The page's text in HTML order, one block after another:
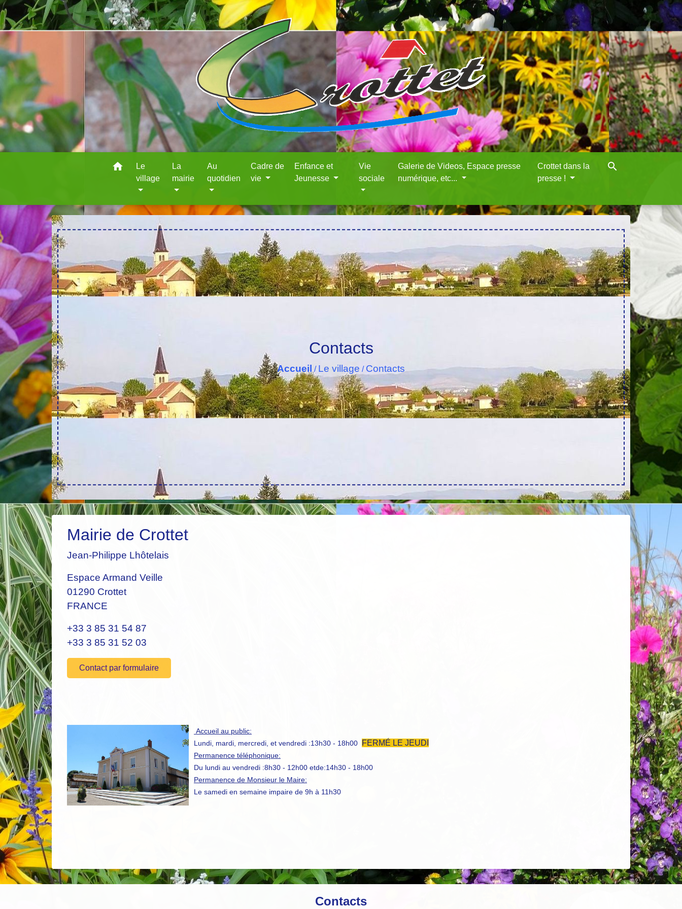
home
Le
village
La
mairie
Au
quotidien
Cadre de
vie
Enfance et
Jeunesse
Vie
sociale
Galerie de Videos, Espace presse
numérique, etc...
Crottet dans la
presse !
search
Contacts
Accueil/ Le village / Contacts
Mairie de Crottet
Jean-Philippe Lhôtelais
Espace Armand Veille
01290 Crottet
FRANCE
+33 3 85 31 54 87
+33 3 85 31 52 03
Contact par formulaire
Accueil au public:
Lundi, mardi, mercredi, et vendredi :13h30 - 18h00
FERMÉ LE JEUDI
Permanence téléphonique:
Du lundi au vendredi :8h30 - 12h00 etde:14h30 - 18h00
Permanence de Monsieur le Maire:
Le samedi en semaine impaire de 9h à 11h30
Contacts